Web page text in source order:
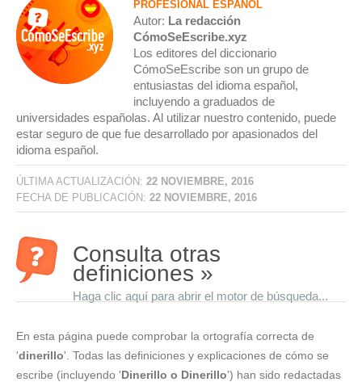
PROFESIONAL ESPAÑOL
Autor: La redacción
CómoSeEscribe.xyz
Los editores del diccionario
CómoSeEscribe son un grupo de
entusiastas del idioma español,
incluyendo a graduados de
universidades españolas. Al utilizar nuestro contenido, puede
estar seguro de que fue desarrollado por apasionados del
idioma español.
ÚLTIMA ACTUALIZACIÓN: 22 NOVIEMBRE, 2016
FECHA DE PUBLICACIÓN: 22 NOVIEMBRE, 2016
Consulta otras
definiciones »
Haga clic aquí para abrir el motor de búsqueda...
En esta página puede comprobar la ortografía correcta de
'dinerillo'. Todas las definiciones y explicaciones de cómo se
escribe (incluyendo 'Dinerillo o Dinerillo') han sido redactadas